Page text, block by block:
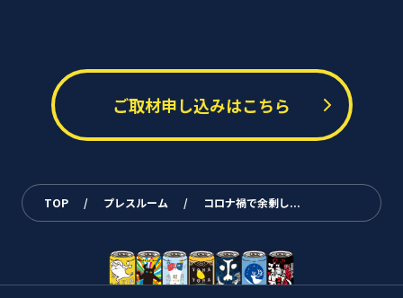
ご取材申し込みはこちら
TOP / プレスルーム / コロナ禍で余剰し...